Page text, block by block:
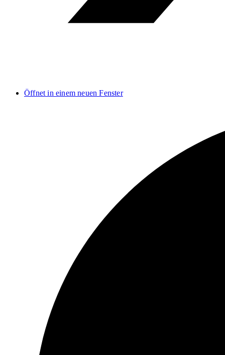
Öffnet in einem neuen Fenster